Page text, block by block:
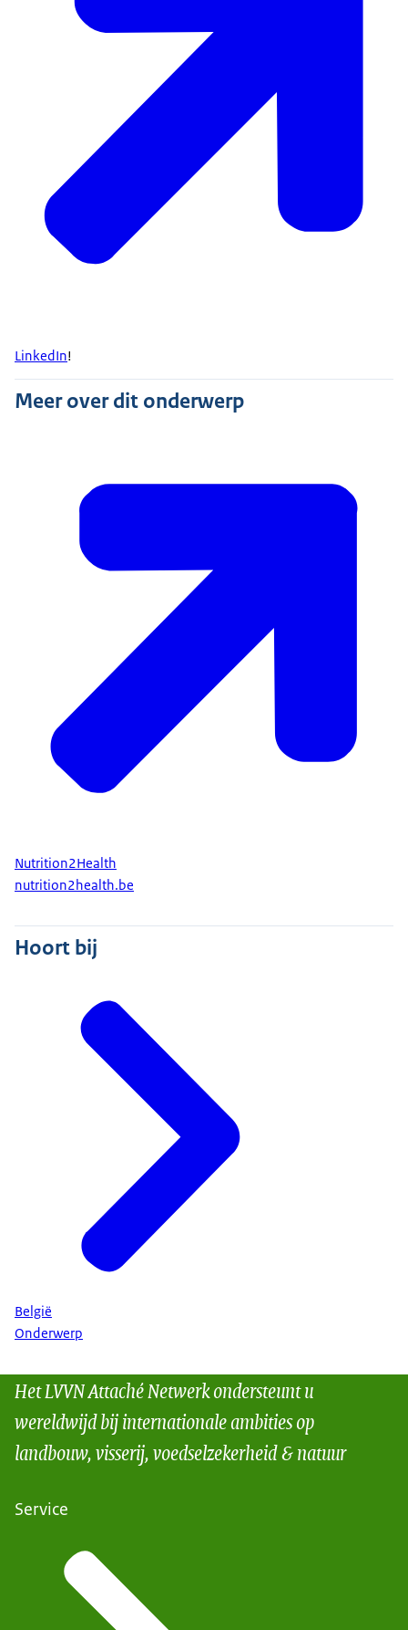
LinkedIn!
Meer over dit onderwerp
Nutrition2Health
nutrition2health.be
Hoort bij
België
Onderwerp
Het LVVN Attaché Netwerk ondersteunt u
wereldwijd bij internationale ambities op
landbouw, visserij, voedselzekerheid & natuur
Service